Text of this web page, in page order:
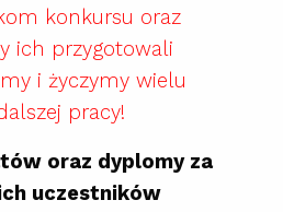
konkursu oraz
ich przygotowali
i życzymy wielu
pracy!
oraz dyplomy za
uczestników